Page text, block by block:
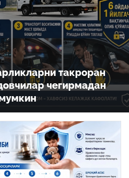
такроран
чегирмадан